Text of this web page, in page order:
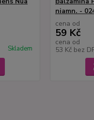
Skladem
niamn. -
cena od
59 Kč
cena od
53 Kč bez